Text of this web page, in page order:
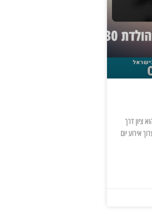
לקישוטים ליום הולדת 30 יום הולדת 30 הוא ציון דרך
אירוע יום